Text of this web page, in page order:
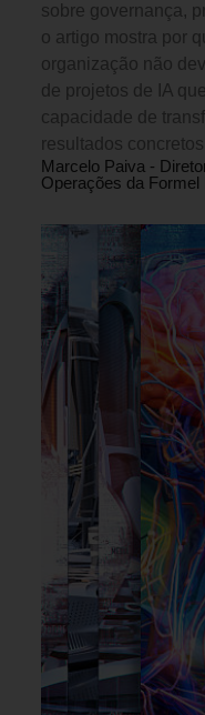
sobre governança,
o artigo mostra por
organização não
de projetos de IA
capacidade de
resultados
Marcelo Paiva -
Operações da Formel